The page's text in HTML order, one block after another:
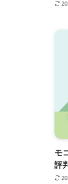
モ
評